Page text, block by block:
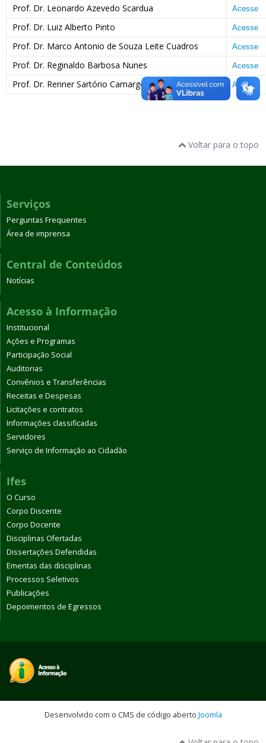
Prof. Dr. Leonardo Azevedo Scardua Acesse
Prof. Dr. Luiz Alberto Pinto Acesse
Prof. Dr. Marco Antonio de Souza Leite Cuadros Acesse
Prof. Dr. Reginaldo Barbosa Nunes Acesse
Prof. Dr. Renner Sartório Camargo Acesse
Voltar para o topo
Serviços
Perguntas Frequentes
Área de imprensa
Central de Conteúdos
Notícias
Acesso à Informação
Institucional
Ações e Programas
Participação Social
Auditorias
Convênios e Transferências
Receitas e Despesas
Licitações e contratos
Informações classificadas
Servidores
Serviço de Informação ao Cidadão
Ifes
O Curso
Corpo Discente
Corpo Docente
Disciplinas Ofertadas
Dissertações Defendidas
Ementas das disciplinas
Processos Seletivos
Publicações
Depoimentos de Egressos
Desenvolvido com o CMS de código aberto Joomla